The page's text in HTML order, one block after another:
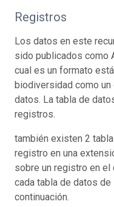
Registros
Los datos en este
sido publicados como
cual es un formato
biodiversidad como un
datos. La tabla de
registros.
también existen 2
registro en una
sobre un registro en el
cada tabla de datos
continuación.